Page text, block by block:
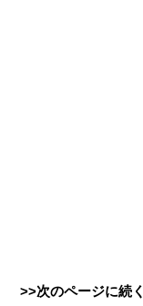
>>次のページに続く